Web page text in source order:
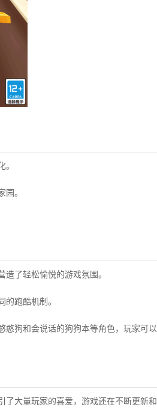
。
造了轻松愉悦的游戏氛围。
跑酷机制。
憨狗和会说话的狗狗本等角色，玩家可以
了大量玩家的喜爱，游戏还在不断更新和